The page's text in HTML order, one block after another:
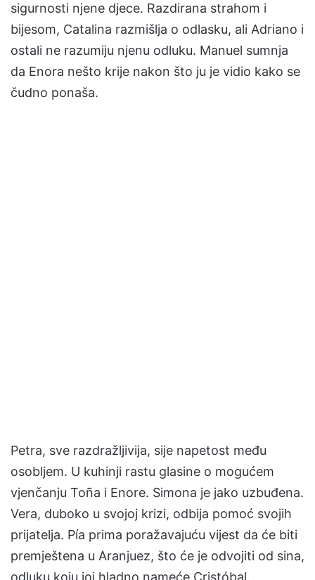
sigurnosti njene djece. Razdirana strahom i
bijesom, Catalina razmišlja o odlasku, ali Adriano i
ostali ne razumiju njenu odluku. Manuel sumnja
da Enora nešto krije nakon što ju je vidio kako se
čudno ponaša.
Petra, sve razdražljivija, sije napetost među
osobljem. U kuhinji rastu glasine o mogućem
vjenčanju Toña i Enore. Simona je jako uzbuđena.
Vera, duboko u svojoj krizi, odbija pomoć svojih
prijatelja. Pía prima poražavajuću vijest da će biti
premještena u Aranjuez, što će je odvojiti od sina,
odluku koju joj hladno nameće Cristóbal.